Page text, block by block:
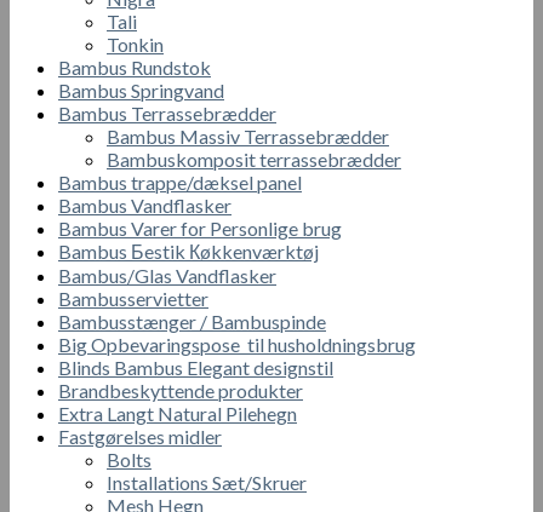
Tali
Tonkin
Bambus Rundstok
Bambus Springvand
Bambus Terrassebrædder
Bambus Massiv Terrassebrædder
Bambuskomposit terrassebrædder
Bambus trappe/dæksel panel
Bambus Vandflasker
Bambus Varer for Personlige brug
Bambus Бestik Кøkkenværktøj
Bambus/Glas Vandflasker
Bambusservietter
Bambusstænger / Bambuspinde
Big Opbevaringspose til husholdningsbrug
Blinds Bambus Elegant designstil
Brandbeskyttende produkter
Extra Langt Natural Pilehegn
Fastgørelses midler
Bolts
Installations Sæt/Skruer
Mesh Hegn